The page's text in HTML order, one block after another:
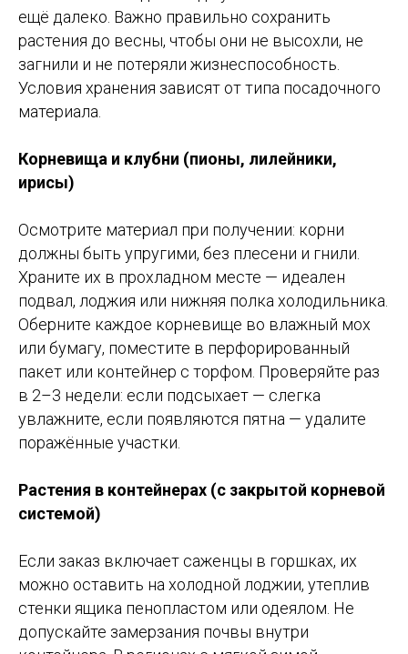
ещё далеко. Важно правильно сохранить
растения до весны, чтобы они не высохли, не
загнили и не потеряли жизнеспособность.
Условия хранения зависят от типа посадочного
материала.
Корневища и клубни (пионы, лилейники,
ирисы)
Осмотрите материал при получении: корни
должны быть упругими, без плесени и гнили.
Храните их в прохладном месте — идеален
подвал, лоджия или нижняя полка холодильника.
Оберните каждое корневище во влажный мох
или бумагу, поместите в перфорированный
пакет или контейнер с торфом. Проверяйте раз
в 2–3 недели: если подсыхает — слегка
увлажните, если появляются пятна — удалите
поражённые участки.
Растения в контейнерах (с закрытой корневой
системой)
Если заказ включает саженцы в горшках, их
можно оставить на холодной лоджии, утеплив
стенки ящика пенопластом или одеялом. Не
допускайте замерзания почвы внутри